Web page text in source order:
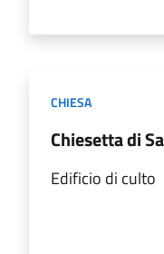
CHIESA
Chiesetta di
Edificio di culto